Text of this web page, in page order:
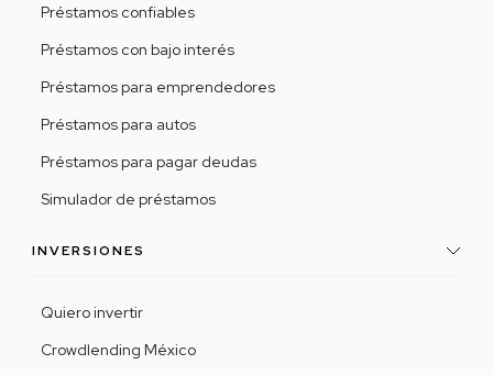
Préstamos confiables
Préstamos con bajo interés
Préstamos para emprendedores
Préstamos para autos
Préstamos para pagar deudas
Simulador de préstamos
INVERSIONES
Quiero invertir
Crowdlending México